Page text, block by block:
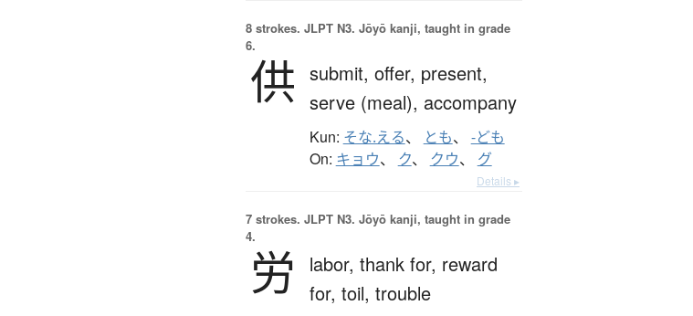
8 strokes. JLPT N3. Jōyō kanji, taught in grade
6.
供 submit, offer, present,
serve (meal), accompany
Kun: そな.える、 とも、 -ども
On: キョウ、 ク、 クウ、 グ
Details ▸
7 strokes. JLPT N3. Jōyō kanji, taught in grade
4.
労 labor, thank for, reward
for, toil, trouble